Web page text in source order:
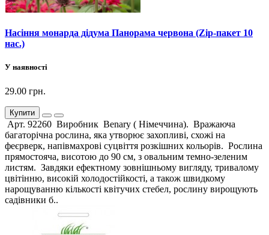
Насіння монарда дідума Панорама червона (Zip-пакет 10
нас.)
У наявності
29.00 грн.
Купити
Арт. 92260 Виробник Benary ( Німеччина). Вражаюча
багаторічна рослина, яка утворює захопливі, схожі на
феєрверк, напівмахрові суцвіття розкішних кольорів. Рослина
прямостояча, висотою до 90 см, з овальним темно-зеленим
листям. Завдяки ефектному зовнішньому вигляду, тривалому
цвітінню, високій холодостійкості, а також швидкому
нарощуванню кількості квітучих стебел, рослину вирощують
садівники б..